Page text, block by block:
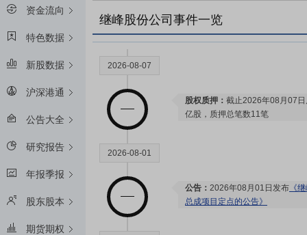
资金流向
特色数据
新股数据
沪深港通
公告大全
研究报告
年报季报
股东股本
期货期权
继峰股份公司事件一览6400万股，占所持股比例为
8900万股(该笔质押起始日2023-
2026-08-07
股权质押： 截止2026年08月07
亿股，质押总笔数11笔
2026-08-01
公告： 2026年08月01日发布 《
总成项目定点的公告》